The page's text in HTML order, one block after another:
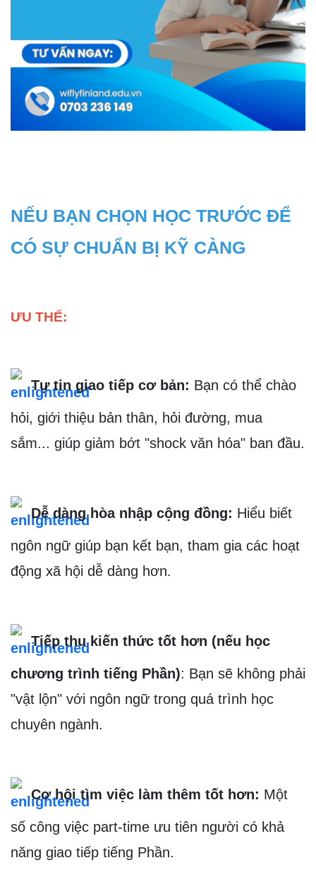
NẾU BẠN CHỌN HỌC TRƯỚC ĐỂ
CÓ SỰ CHUẨN BỊ KỸ CÀNG
ƯU THẾ:
Tự tin giao tiếp cơ bản: Bạn có thể chào
hỏi, giới thiệu bản thân, hỏi đường, mua
sắm... giúp giảm bớt "shock văn hóa" ban đầu.
Dễ dàng hòa nhập cộng đồng: Hiểu biết
ngôn ngữ giúp bạn kết bạn, tham gia các hoạt
động xã hội dễ dàng hơn.
Tiếp thu kiến thức tốt hơn (nếu học
chương trình tiếng Phần): Bạn sẽ không phải
"vật lộn" với ngôn ngữ trong quá trình học
chuyên ngành.
Cơ hội tìm việc làm thêm tốt hơn: Một
số công việc part-time ưu tiên người có khả
năng giao tiếp tiếng Phần.